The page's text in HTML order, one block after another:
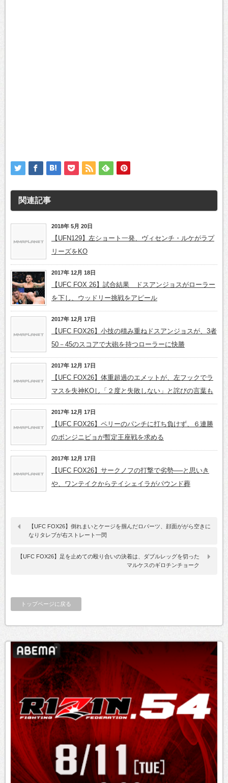
関連記事
2018年 5月 20日
【UFN129】左ショート一発、ヴィセンチ・ルケがラプ
リーズをKO
2017年 12月 18日
【UFC FOX 26】試合結果 ドスアンジョスがローラー
を下し、ウッドリー挑戦をアピール
2017年 12月 17日
【UFC FOX26】小技の積み重ねドスアンジョスが、3者
50－45のスコアで大砲を持つローラーに快勝
2017年 12月 17日
【UFC FOX26】体重超過のエメットが、左フックでラ
マスを失神KOし「２度と失敗しない」と詫びの言葉も
2017年 12月 17日
【UFC FOX26】ペリーのパンチに打ち負けず、６連勝
のボンジニビョが暫定王座戦を求める
2017年 12月 17日
【UFC FOX26】サークノフの打撃で劣勢──と思いき
や、ワンテイクからテイシェイラがパウンド葬
【UFC FOX26】倒れまいとケージを掴んだロバーツ、顔面ががら空きに
なりタレブが右ストレート一閃
【UFC FOX26】足を止めての殴り合いの決着は、ダブルレッグを切った
マルケスのギロチンチョーク
トップページに戻る